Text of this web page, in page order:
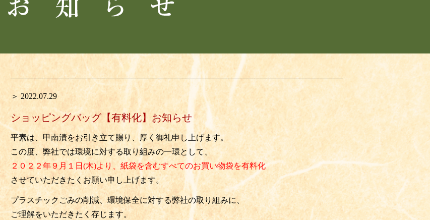
＞ 2022.07.29
ショッピングバッグ【有料化】お知らせ
平素は、甲南漬をお引き立て賜り、厚く御礼申し上げます。
この度、弊社では環境に対する取り組みの一環として、
２０２２年９月１日(木)より、 紙袋を含むすべてのお買い物袋を有料化
させていただきたくお願い申し上げます。
プラスチックごみの削減、環境保全に対する弊社の取り組みに、
ご理解をいただきたく存じます。